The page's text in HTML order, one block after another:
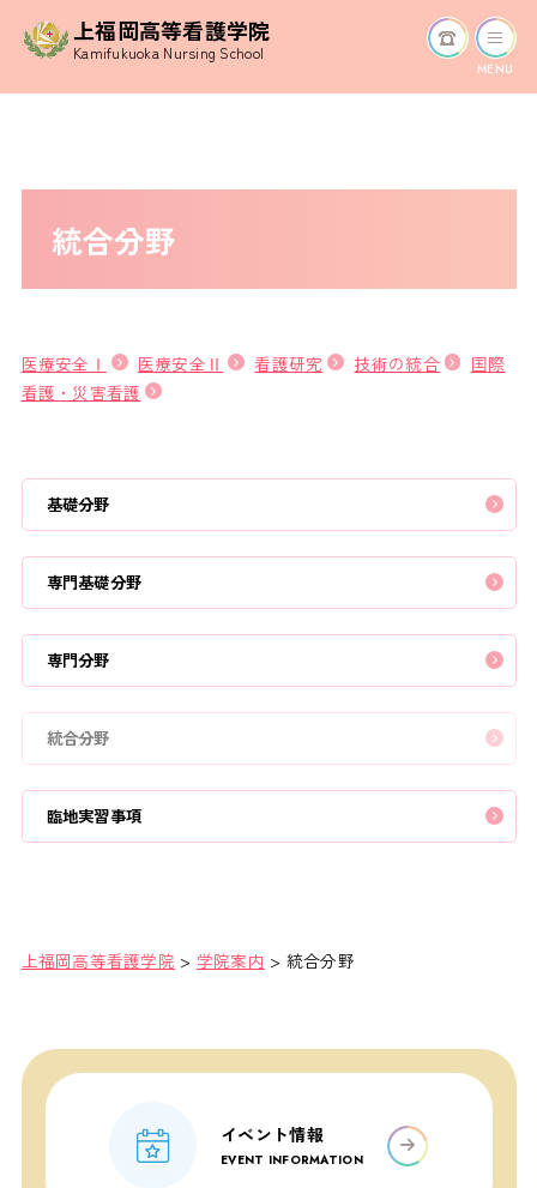
上福岡高等看護学院
Kamifukuoka Nursing School
MENU
統合分野
医療安全Ⅰ 医療安全Ⅱ 看護研究 技術の統合
国際
看護・災害看護
基礎分野
専門基礎分野
専門分野
統合分野
臨地実習事項
上福岡高等看護学院 > 学院案内 > 統合分野
イベント情報
EVENT INFORMATION